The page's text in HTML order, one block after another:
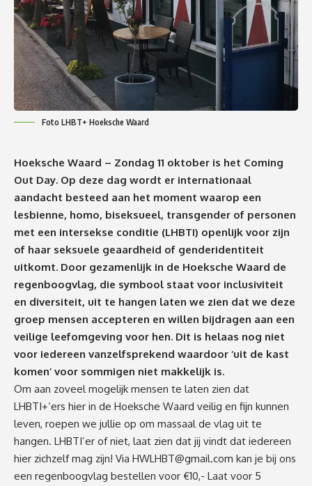
Foto LHBT+ Hoeksche Waard
Hoeksche Waard – Zondag 11 oktober is het Coming
Out Day. Op deze dag wordt er internationaal
aandacht besteed aan het moment waarop een
lesbienne, homo, biseksueel, transgender of personen
met een intersekse conditie (LHBTI) openlijk voor zijn
of haar seksuele geaardheid of genderidentiteit
uitkomt. Door gezamenlijk in de Hoeksche Waard de
regenboogvlag, die symbool staat voor inclusiviteit
en diversiteit, uit te hangen laten we zien dat we deze
groep mensen accepteren en willen bijdragen aan een
veilige leefomgeving voor hen. Dit is helaas nog niet
voor iedereen vanzelfsprekend waardoor ‘uit de kast
komen’ voor sommigen niet makkelijk is.
Om aan zoveel mogelijk mensen te laten zien dat
LHBTI+’ers hier in de Hoeksche Waard veilig en fijn kunnen
leven, roepen we jullie op om massaal de vlag uit te
hangen. LHBTI’er of niet, laat zien dat jij vindt dat iedereen
hier zichzelf mag zijn! Via HWLHBT@gmail.com kan je bij ons
een regenboogvlag bestellen voor €10,- Laat voor 5